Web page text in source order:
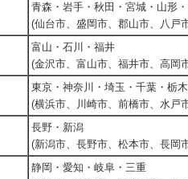
青森・岩手・秋田・宮城・山形
(仙台市、盛岡市、郡山市、八戸
富山・石川・福井
(金沢市、富山市、福井市、高岡
東京・神奈川・埼玉・千葉・栃
(横浜市、川崎市、前橋市、水戸
長野・新潟
(新潟市、長野市、松本市、長岡
静岡・愛知・岐阜・三重